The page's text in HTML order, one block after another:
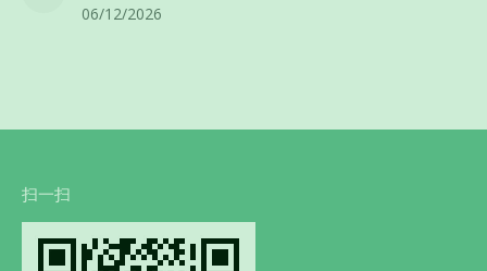
06/12/2026
扫一扫